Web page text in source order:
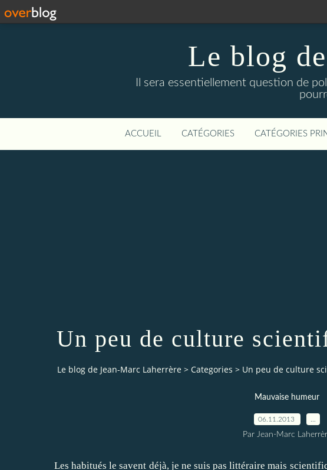
Le blog
Il sera essentiellement question de
ACCUEIL CATÉGORIES CATÉGORIES
Un peu de culture
Le blog de Jean-Marc Laherrère > Categories > Un peu de culture
Mauvaise humeur
06.11.2013
Par Jean-Marc
Les habitués le savent déjà, je ne suis pas littéraire mais